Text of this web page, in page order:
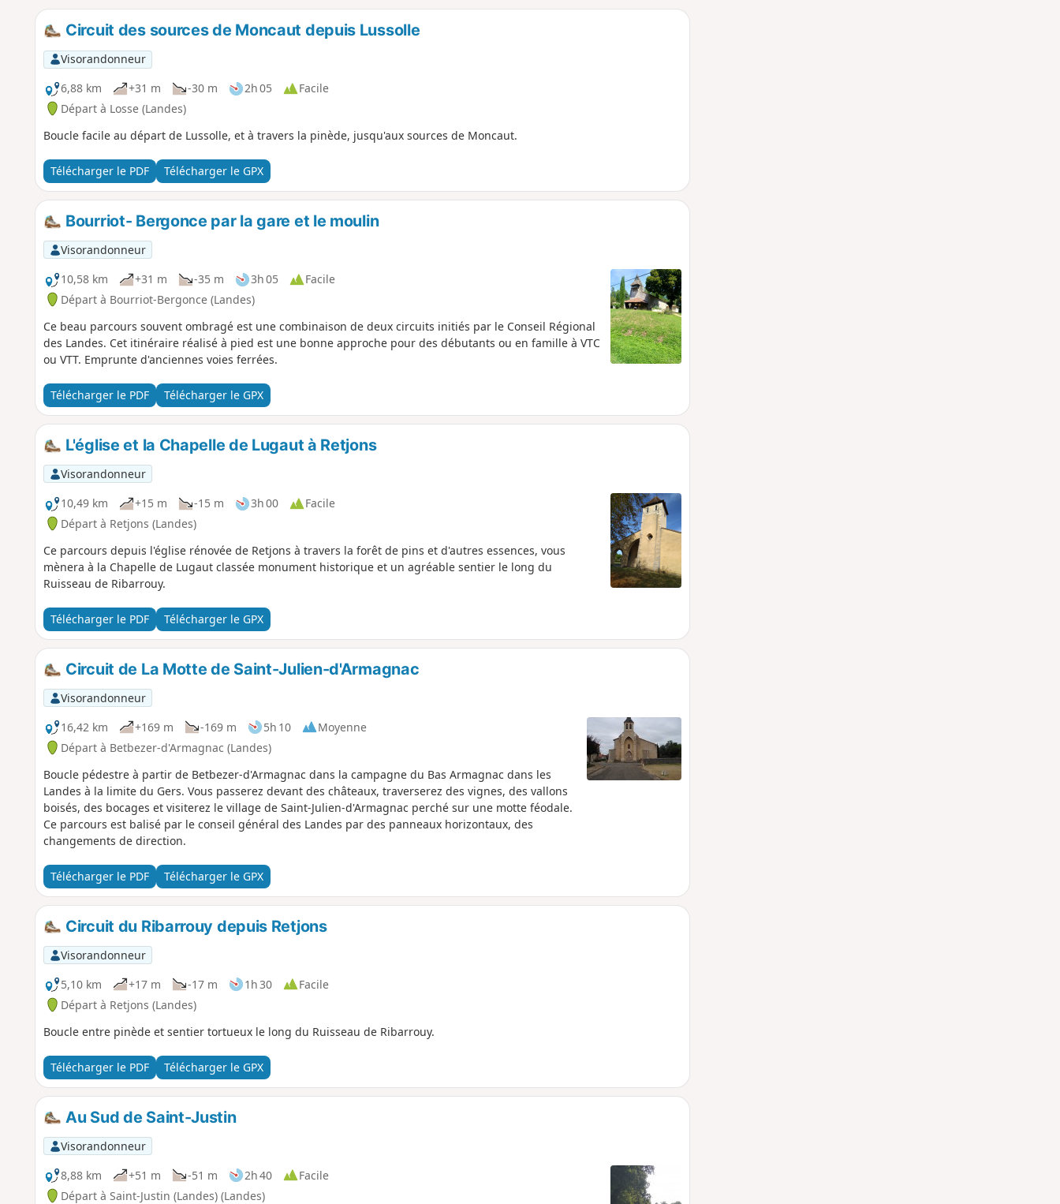
Circuit des sources de Moncaut depuis Lussolle
Visorandonneur
6,88 km
+31 m -30 m 2h 05
Facile
Départ à Losse (Landes)
Boucle facile au départ de Lussolle, et à travers la pinède, jusqu'aux sources de Moncaut.
Télécharger le PDF Télécharger le GPX
Bourriot- Bergonce par la gare et le moulin
Visorandonneur
10,58 km
+31 m -35 m 3h 05
Facile
Départ à Bourriot-Bergonce (Landes)
Ce beau parcours souvent ombragé est une combinaison de deux circuits initiés par le Conseil Régional
des Landes. Cet itinéraire réalisé à pied est une bonne approche pour des débutants ou en famille à VTC
ou VTT. Emprunte d'anciennes voies ferrées.
Télécharger le PDF Télécharger le GPX
L'église et la Chapelle de Lugaut à Retjons
Visorandonneur
10,49 km
+15 m -15 m 3h 00
Facile
Départ à Retjons (Landes)
Ce parcours depuis l'église rénovée de Retjons à travers la forêt de pins et d'autres essences, vous
mènera à la Chapelle de Lugaut classée monument historique et un agréable sentier le long du
Ruisseau de Ribarrouy.
Télécharger le PDF Télécharger le GPX
Circuit de La Motte de Saint-Julien-d'Armagnac
Visorandonneur
16,42 km
+169 m -169 m 5h 10
Moyenne
Départ à Betbezer-d'Armagnac (Landes)
Boucle pédestre à partir de Betbezer-d'Armagnac dans la campagne du Bas Armagnac dans les
Landes à la limite du Gers. Vous passerez devant des châteaux, traverserez des vignes, des vallons
boisés, des bocages et visiterez le village de Saint-Julien-d'Armagnac perché sur une motte féodale.
Ce parcours est balisé par le conseil général des Landes par des panneaux horizontaux, des
changements de direction.
Télécharger le PDF Télécharger le GPX
Circuit du Ribarrouy depuis Retjons
Visorandonneur
5,10 km
+17 m -17 m 1h 30
Facile
Départ à Retjons (Landes)
Boucle entre pinède et sentier tortueux le long du Ruisseau de Ribarrouy.
Télécharger le PDF Télécharger le GPX
Au Sud de Saint-Justin
Visorandonneur
8,88 km
+51 m -51 m 2h 40
Facile
Départ à Saint-Justin (Landes) (Landes)